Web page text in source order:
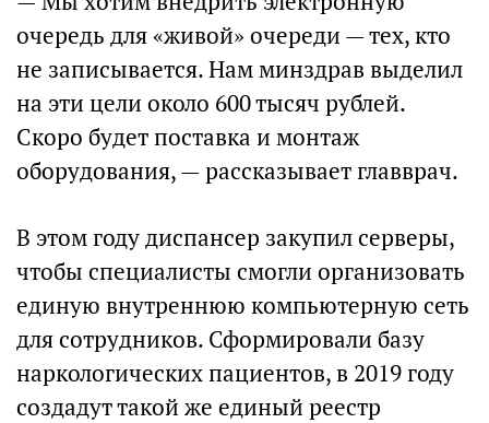
очередь для «живой» очереди — тех, кто
не записывается. Нам минздрав выделил
на эти цели около 600 тысяч рублей.
Скоро будет поставка и монтаж
оборудования, — рассказывает главврач.
В этом году диспансер закупил серверы,
чтобы специалисты смогли организовать
единую внутреннюю компьютерную сеть
для сотрудников. Сформировали базу
наркологических пациентов, в 2019 году
создадут такой же единый реестр